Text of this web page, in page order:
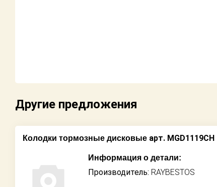
Как оформить
Другие предложения
Колодки тормозные дисковые арт. MGD1119CH
Информация о детали:
Производитель: RAYBESTOS